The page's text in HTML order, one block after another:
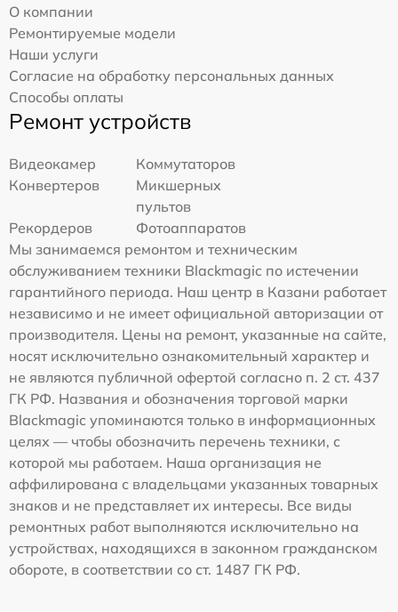
О компании
Ремонтируемые модели
Наши услуги
Согласие на обработку персональных данных
Способы оплаты
Ремонт устройств
Видеокамер
Коммутаторов
Конвертеров
Микшерных
пультов
Рекордеров
Фотоаппаратов
Мы занимаемся ремонтом и техническим
обслуживанием техники Blackmagic по истечении
гарантийного периода. Наш центр в Казани работает
независимо и не имеет официальной авторизации от
производителя. Цены на ремонт, указанные на сайте,
носят исключительно ознакомительный характер и
не являются публичной офертой согласно п. 2 ст. 437
ГК РФ. Названия и обозначения торговой марки
Blackmagic упоминаются только в информационных
целях — чтобы обозначить перечень техники, с
которой мы работаем. Наша организация не
аффилирована с владельцами указанных товарных
знаков и не представляет их интересы. Все виды
ремонтных работ выполняются исключительно на
устройствах, находящихся в законном гражданском
обороте, в соответствии со ст. 1487 ГК РФ.